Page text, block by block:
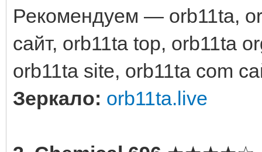
Рекомендуем — orb11ta,
сайт, orb11ta top, orb11ta
orb11ta site, orb11ta com
Зеркало: orb11ta.live